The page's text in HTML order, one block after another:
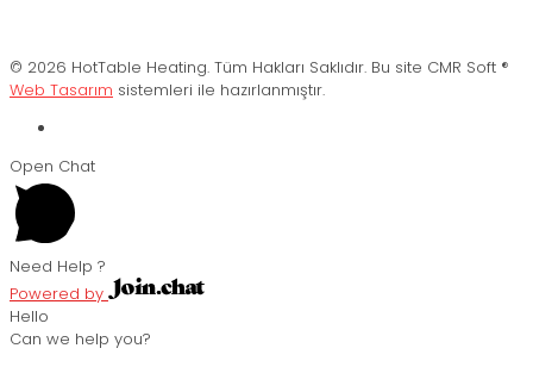
© 2026 HotTable Heating. Tüm Hakları Saklıdır. Bu site CMR Soft ®️
Web Tasarım sistemleri ile hazırlanmıştır.
Open Chat
Need Help ?
Powered by
Hello
Can we help you?